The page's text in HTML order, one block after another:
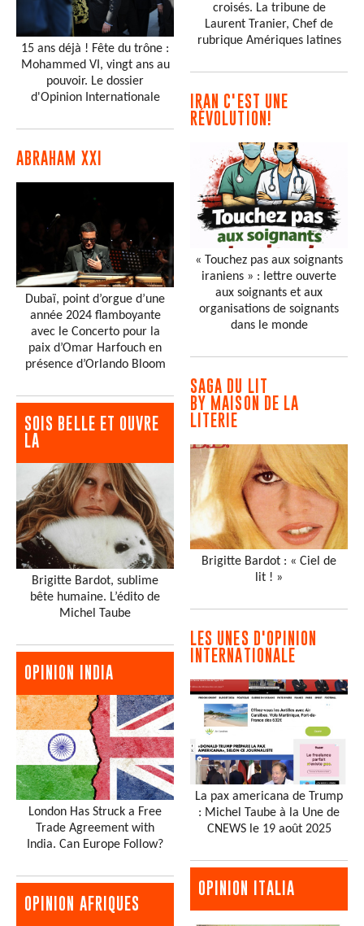
15 ans déjà ! Fête du trône :
Mohammed VI, vingt ans au
pouvoir. Le dossier
d'Opinion Internationale
ABRAHAM XXI
Dubaï, point d’orgue d’une
année 2024 flamboyante
avec le Concerto pour la
paix d’Omar Harfouch en
présence d’Orlando Bloom
SOIS BELLE ET OUVRE
LA
Brigitte Bardot, sublime
bête humaine. L’édito de
Michel Taube
OPINION INDIA
London Has Struck a Free
Trade Agreement with
India. Can Europe Follow?
OPINION AFRIQUES
croisés. La tribune de
Laurent Tranier, Chef de
rubrique Amériques latines
IRAN C'EST UNE
RÉVOLUTION!
« Touchez pas aux soignants
iraniens » : lettre ouverte
aux soignants et aux
organisations de soignants
dans le monde
SAGA DU LIT
BY MAISON DE LA
LITERIE
Brigitte Bardot : « Ciel de
lit ! »
LES UNES D'OPINION
INTERNATIONALE
La pax americana de Trump
: Michel Taube à la Une de
CNEWS le 19 août 2025
OPINION ITALIA